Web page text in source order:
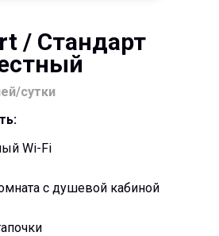
/ Стандарт
сутки
Wi-Fi
с душевой кабиной